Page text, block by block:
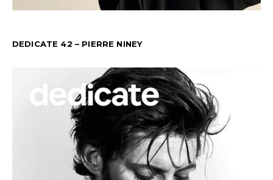
DEDICATE 42 – PIERRE NINEY